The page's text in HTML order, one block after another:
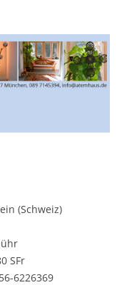
(Schweiz)
SFr
6226369